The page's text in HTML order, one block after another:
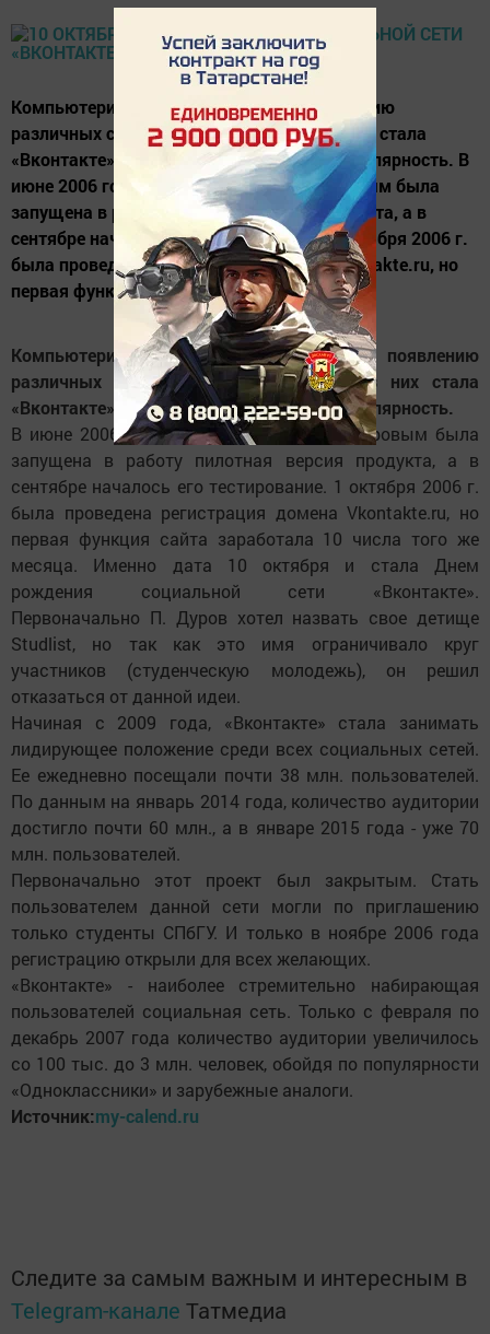
Компьютеризация мира привела к появлению
различных социальных сетей. Одной из них стала
«Вконтакте», быстро набравшая свою популярность. В
июне 2006 года владельцем сети П. Дуровым была
запущена в работу пилотная версия продукта, а в
сентябре началось его тестирование. 1 октября 2006 г.
была проведена регистрация домена Vkontakte.ru, но
первая функция...
Компьютеризация мира привела к появлению
различных социальных сетей. Одной из них стала
«Вконтакте», быстро набравшая свою популярность.
В июне 2006 года владельцем сети П. Дуровым была
запущена в работу пилотная версия продукта, а в
сентябре началось его тестирование. 1 октября 2006 г.
была проведена регистрация домена Vkontakte.ru, но
первая функция сайта заработала 10 числа того же
месяца. Именно дата 10 октября и стала Днем
рождения социальной сети «Вконтакте».
Первоначально П. Дуров хотел назвать свое детище
Studlist, но так как это имя ограничивало круг
участников (студенческую молодежь), он решил
отказаться от данной идеи.
Начиная с 2009 года, «Вконтакте» стала занимать
лидирующее положение среди всех социальных сетей.
Ее ежедневно посещали почти 38 млн. пользователей.
По данным на январь 2014 года, количество аудитории
достигло почти 60 млн., а в январе 2015 года - уже 70
млн. пользователей.
Первоначально этот проект был закрытым. Стать
пользователем данной сети могли по приглашению
только студенты СПбГУ. И только в ноябре 2006 года
регистрацию открыли для всех желающих.
«Вконтакте» - наиболее стремительно набирающая
пользователей социальная сеть. Только с февраля по
декабрь 2007 года количество аудитории увеличилось
со 100 тыс. до 3 млн. человек, обойдя по популярности
«Одноклассники» и зарубежные аналоги.
Источник:my-calend.ru
Следите за самым важным и интересным в
Telegram-канале Татмедиа